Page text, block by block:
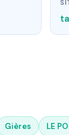
Gières LE